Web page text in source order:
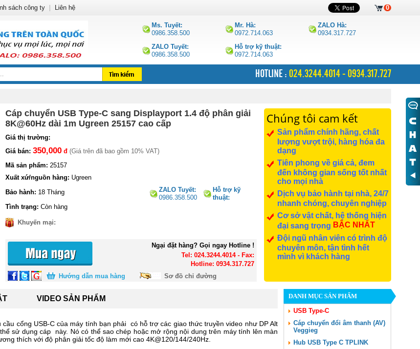
Ms. Tuyết:
0986.358.500
Mr. Hà:
0972.714.063
ZALO Hà:
0934.317.727
ZALO Tuyết:
0986.358.500
Hỗ trợ kỹ thuật:
0972.714.063
HOTLINE : 024.3244.4014 - 0934.317.727
Cáp chuyển USB Type-C sang Displayport 1.4 độ phân giải
8K@60Hz dài 1m Ugreen 25157 cao cấp
Giá thị trường:
Giá bán: 350,000 đ (Giá trên đã bao gồm 10% VAT)
Mã sản phẩm: 25157
Xuất xứ/nguồn hàng: Ugreen
ZALO Tuyết:
0986.358.500
Hỗ trợ kỹ
thuật:
Bảo hành: 18 Tháng
Tình trạng: Còn hàng
Khuyến mại:
Ngại đặt hàng? Gọi ngay Hotline !
Tel: 024.3244.4014 - Fax:
Hotline: 0934.317.727
Hướng dẫn mua hàng
Sơ đồ chỉ đường
Chúng tôi cam kết
Sản phẩm chính hãng, chất
lượng vượt trội, hàng hóa đa
dạng
Tiên phong về giá cả, đem
đến không gian sống tốt nhất
cho mọi nhà
Dịch vụ bảo hành tại nhà, 24/7
nhanh chóng, chuyên nghiệp
Cơ sở vật chất, hệ thống hiện
đại sang trọng BẬC NHẤT
Đội ngũ nhân viên có trình độ
chuyên môn, tận tình hết
mình vì khách hàng
VIDEO SẢN PHẨM
cầu cổng USB-C của máy tính bạn phải có hỗ trợ các giao thức truyền video như DP Alt
sử dụng cáp này. Nó có thể sao chép hoặc mở rộng nội dung trên máy tính lên màn
thích với độ phân giải tốc độ làm mới cao 4K@120/144/240Hz.
DANH MỤC SẢN PHẨM
USB Type-C
Cáp chuyển đổi âm thanh (AV)
Veggieg
Hub USB Type C TPLINK
0
sách công ty Liên hệ